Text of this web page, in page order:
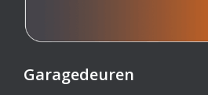
Garagedeuren